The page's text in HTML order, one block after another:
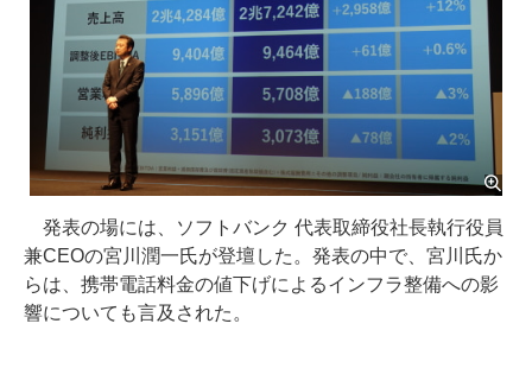
発表の場には、ソフトバンク 代表取締役社長執行役員
兼CEOの宮川潤一氏が登壇した。発表の中で、宮川氏か
らは、携帯電話料金の値下げによるインフラ整備への影
響についても言及された。